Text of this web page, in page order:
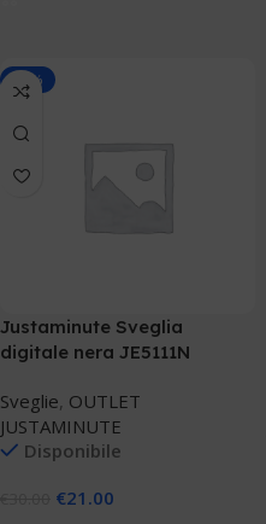
-30%
Justaminute Sveglia
digitale nera JE5111N
Sveglie, OUTLET
JUSTAMINUTE
Disponibile
€21.00